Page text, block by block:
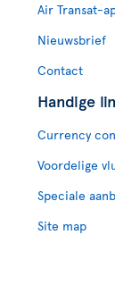
Air Transat-
Nieuwsbrief
Contact
Handige
Currency
Voordelige
Speciale
Site map